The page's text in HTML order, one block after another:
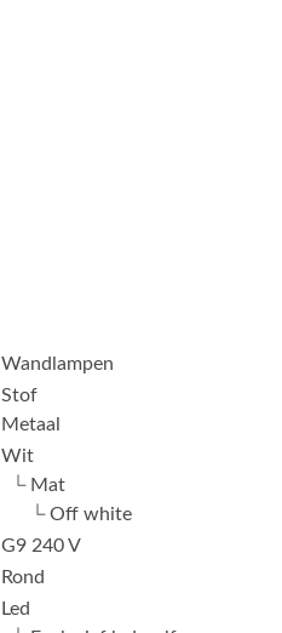
Wandlampen
Stof
Metaal
Wit
└ Mat
└ Off white
G9 240 V
Rond
Led